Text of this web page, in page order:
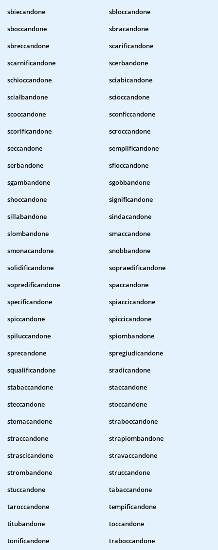
sbiecandone
sbloccandone
sboccandone
sbracandone
sbreccandone
scarificandone
scarnificandone
scerbandone
schioccandone
sciabicandone
scialbandone
scioccandone
scoccandone
sconficcandone
scorificandone
scroccandone
seccandone
semplificandone
serbandone
sfioccandone
sgambandone
sgobbandone
shoccandone
significandone
sillabandone
sindacandone
slombandone
smaccandone
smonacandone
snobbandone
solidificandone
sopraedificandone
sopredificandone
spaccandone
specificandone
spiaccicandone
spiccandone
spiccicandone
spiluccandone
spiombandone
sprecandone
spregiudicandone
squalificandone
sradicandone
stabaccandone
staccandone
steccandone
stoccandone
stomacandone
straboccandone
straccandone
strapiombandone
strascicandone
stravaccandone
strombandone
struccandone
stuccandone
tabaccandone
taroccandone
tempificandone
titubandone
toccandone
tonificandone
traboccandone